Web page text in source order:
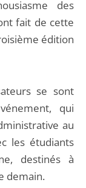
des
fait de cette
édition
se sont
qui
au
les étudiants
destinés à
demain.